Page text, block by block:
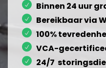
Binnen 24 uur
Bereikbaar via
100%
VCA-
24/7